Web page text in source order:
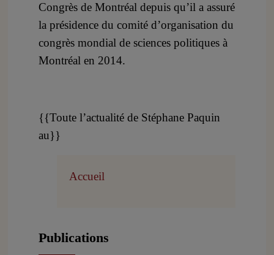
Congrès de Montréal depuis qu’il a assuré
la présidence du comité d’organisation du
congrès mondial de sciences politiques à
Montréal en 2014.
{{Toute l’actualité de Stéphane Paquin
au}}
Accueil
Publications